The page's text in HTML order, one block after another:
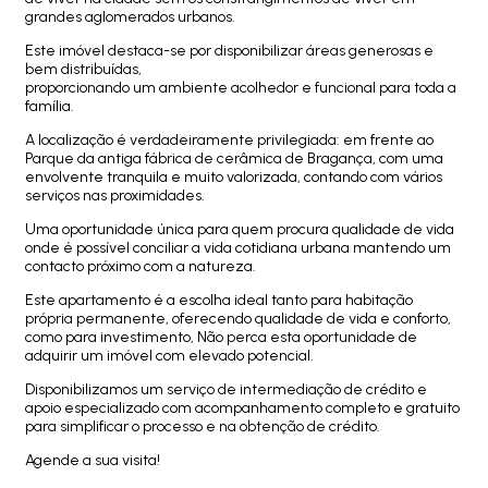
grandes aglomerados urbanos.
Este imóvel destaca-se por disponibilizar áreas generosas e
bem distribuídas,
proporcionando um ambiente acolhedor e funcional para toda a
família.
A localização é verdadeiramente privilegiada: em frente ao
Parque da antiga fábrica de cerâmica de Bragança, com uma
envolvente tranquila e muito valorizada, contando com vários
serviços nas proximidades.
Uma oportunidade única para quem procura qualidade de vida
onde é possível conciliar a vida cotidiana urbana mantendo um
contacto próximo com a natureza.
Este apartamento é a escolha ideal tanto para habitação
própria permanente, oferecendo qualidade de vida e conforto,
como para investimento, Não perca esta oportunidade de
adquirir um imóvel com elevado potencial.
Disponibilizamos um serviço de intermediação de crédito e
apoio especializado com acompanhamento completo e gratuito
para simplificar o processo e na obtenção de crédito.
Agende a sua visita!